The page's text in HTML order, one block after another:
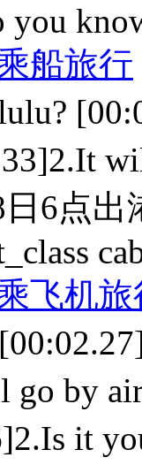
you
船旅行
6点出
飞机旅
go by
it